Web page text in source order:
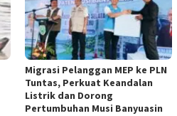
Migrasi Pelanggan MEP ke PLN
Tuntas, Perkuat Keandalan
Listrik dan Dorong
Pertumbuhan Musi Banyuasin